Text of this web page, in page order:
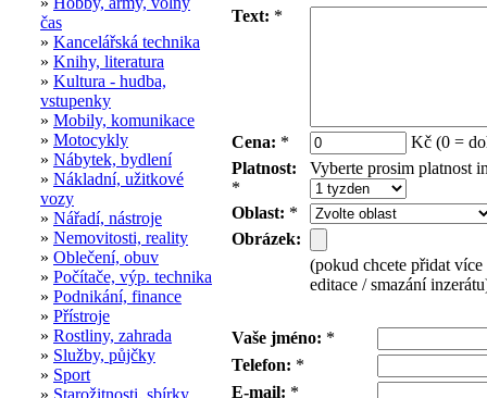
čas
» Kancelářská technika
» Knihy, literatura
» Kultura - hudba,
vstupenky
» Mobily, komunikace
» Motocykly
» Nábytek, bydlení
» Nákladní, užitkové
vozy
» Nářadí, nástroje
» Nemovitosti, reality
» Oblečení, obuv
» Počítače, výp. technika
» Podnikání, finance
» Přístroje
» Rostliny, zahrada
» Služby, půjčky
» Sport
» Starožitnosti, sbírky
Text: *
Cena: *
Kč (0 =
Platnost:
*
Vyberte prosim platnost
Oblast: *
Obrázek:
(pokud chcete přidat
editace / smazání
Vaše jméno: *
Telefon: *
E-mail: *